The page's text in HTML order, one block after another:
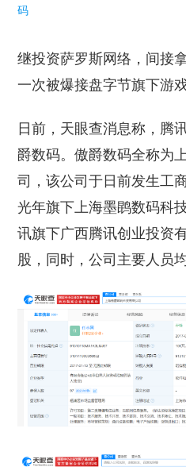
码
继投资萨罗斯网络，间接
一次被爆接盘字节旗下游戏
日前，天眼查消息称，腾
爵数码。傲爵数码全称为
司，该公司于日前发生工
光年旗下上海墨鹍数码科
讯旗下广西腾讯创业投资
股，同时，公司主要人员